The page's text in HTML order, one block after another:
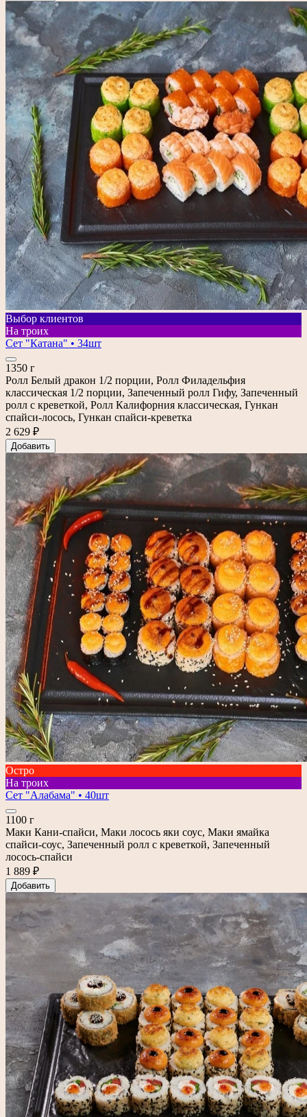
Выбор клиентов
На троих
Сет "Катана" • 34шт
1350 г
Ролл Белый дракон 1/2 порции, Ролл Филадельфия
классическая 1/2 порции, Запеченный ролл Гифу, Запеченный
ролл с креветкой, Ролл Калифорния классическая, Гункан
спайси-лосось, Гункан спайси-креветка
2 629 ₽
Добавить
Остро
На троих
Сет "Алабама" • 40шт
1100 г
Маки Кани-спайси, Маки лосось яки соус, Маки ямайка
спайси-соус, Запеченный ролл с креветкой, Запеченный
лосось-спайси
1 889 ₽
Добавить